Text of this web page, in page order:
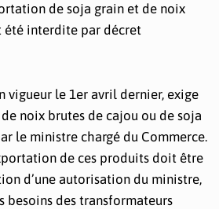
de soja grain et de noix
été interdite par décret
vigueur le 1er avril dernier, exige
noix brutes de cajou ou de soja
le ministre chargé du Commerce.
de ces produits doit être
d’une autorisation du ministre,
besoins des transformateurs